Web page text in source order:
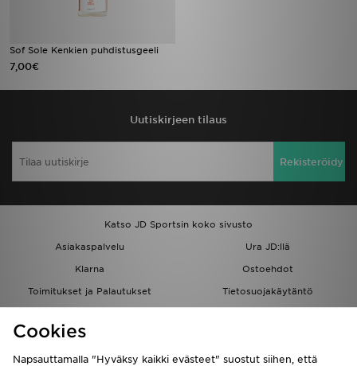
Sof Sole Kenkien puhdistusgeeli
7,00€
Uutiskirjeen tilaus
Rekisteröidy
Katso JD Sportsin koko sivusto
Asiakaspalvelu
Ura JD:llä
Klarna
Ostoehdot
Toimitukset ja Palautukset
Tietosuojakäytäntö
Löydä myymälä
Kumppanuusohjelma
JD Blog
Cookies
Napsauttamalla "Hyväksy kaikki evästeet" suostut siihen, että